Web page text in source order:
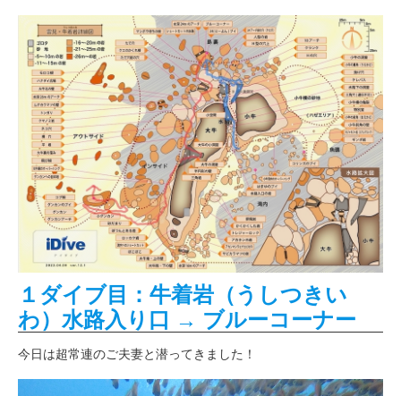
１ダイブ目：牛着岩（うしつきい
わ）水路入り口 → ブルーコーナー
今日は超常連のご夫妻と潜ってきました！